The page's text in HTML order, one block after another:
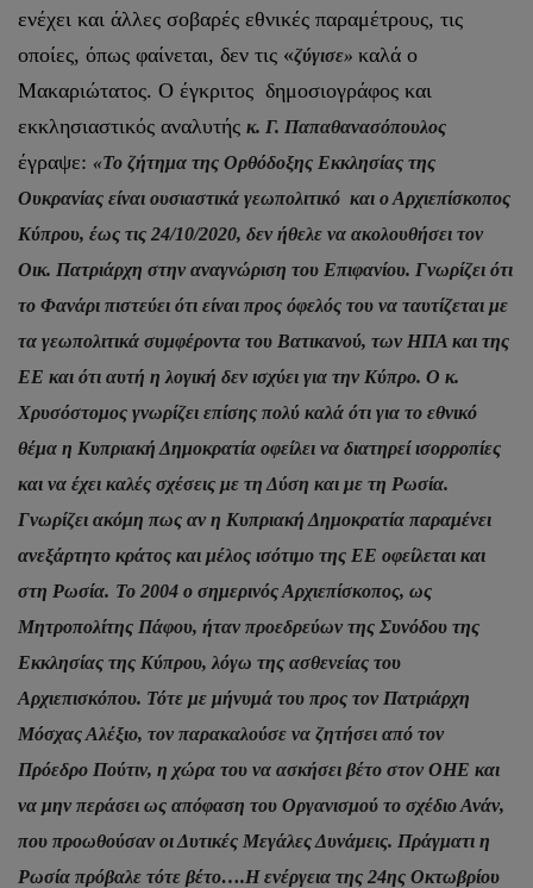
ενέχει και άλλες σοβαρές εθνικές παραμέτρους, τις
οποίες, όπως φαίνεται, δεν τις «ζύγισε» καλά ο
Μακαριώτατος. Ο έγκριτος δημοσιογράφος και
εκκλησιαστικός αναλυτής κ. Γ. Παπαθανασόπουλος
έγραψε: «Το ζήτημα της Ορθόδοξης Εκκλησίας της
Ουκρανίας είναι ουσιαστικά γεωπολιτικό και ο Αρχιεπίσκοπος
Κύπρου, έως τις 24/10/2020, δεν ήθελε να ακολουθήσει τον
Οικ. Πατριάρχη στην αναγνώριση του Επιφανίου. Γνωρίζει ότι
το Φανάρι πιστεύει ότι είναι προς όφελός του να ταυτίζεται με
τα γεωπολιτικά συμφέροντα του Βατικανού, των ΗΠΑ και της
ΕΕ και ότι αυτή η λογική δεν ισχύει για την Κύπρο. Ο κ.
Χρυσόστομος γνωρίζει επίσης πολύ καλά ότι για το εθνικό
θέμα η Κυπριακή Δημοκρατία οφείλει να διατηρεί ισορροπίες
και να έχει καλές σχέσεις με τη Δύση και με τη Ρωσία.
Γνωρίζει ακόμη πως αν η Κυπριακή Δημοκρατία παραμένει
ανεξάρτητο κράτος και μέλος ισότιμο της ΕΕ οφείλεται και
στη Ρωσία. Το 2004 ο σημερινός Αρχιεπίσκοπος, ως
Μητροπολίτης Πάφου, ήταν προεδρεύων της Συνόδου της
Εκκλησίας της Κύπρου, λόγω της ασθενείας του
Αρχιεπισκόπου. Τότε με μήνυμά του προς τον Πατριάρχη
Μόσχας Αλέξιο, τον παρακαλούσε να ζητήσει από τον
Πρόεδρο Πούτιν, η χώρα του να ασκήσει βέτο στον ΟΗΕ και
να μην περάσει ως απόφαση του Οργανισμού το σχέδιο Ανάν,
που προωθούσαν οι Δυτικές Μεγάλες Δυνάμεις. Πράγματι η
Ρωσία πρόβαλε τότε βέτο….Η ενέργεια της 24ης Οκτωβρίου